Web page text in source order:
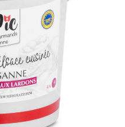
CRÉATION
NATURES
CUISINÉS